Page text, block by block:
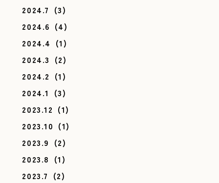
2024.7 (3)
2024.6 (4)
2024.4 (1)
2024.3 (2)
2024.2 (1)
2024.1
(3)
2023.12 (1)
2023.10 (1)
2023.9 (2)
2023.8 (1)
2023.7 (2)